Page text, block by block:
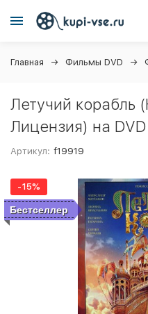
Главная Фильмы DVD
Летучий корабль
Лицензия) на DVD
Артикул: f19919
-15%
Бестселлер